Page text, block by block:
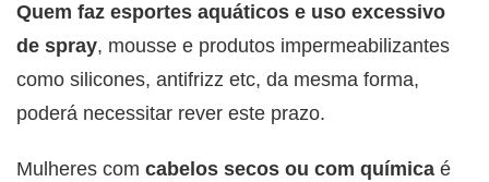
Quem faz esportes aquáticos e uso excessivo
de spray, mousse e produtos impermeabilizantes
como silicones, antifrizz etc, da mesma forma,
poderá necessitar rever este prazo.
Mulheres com cabelos secos ou com química é